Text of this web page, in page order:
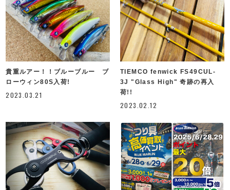
貴重ルアー！！ブルーブルー ブ
ローウィン80S入荷!
2023.03.21
TIEMCO fenwick FS49CUL-
3J "Glass High" 奇跡の再入
荷!!
2023.02.12